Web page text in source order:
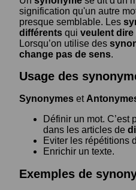
signification qu'un autre
presque semblable. Les
différents qui veulent dire
Lorsqu’on utilise des
change pas de sens.
Usage des
Synonymes et
Définir un mot. C’est
dans les articles de
Eviter les répétitions
Enrichir un texte.
Exemples de